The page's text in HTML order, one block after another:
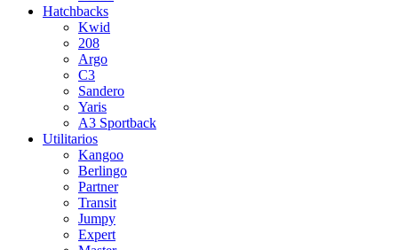
Hatchbacks
Kwid
208
Argo
C3
Sandero
Yaris
A3 Sportback
Utilitarios
Kangoo
Berlingo
Partner
Transit
Jumpy
Expert